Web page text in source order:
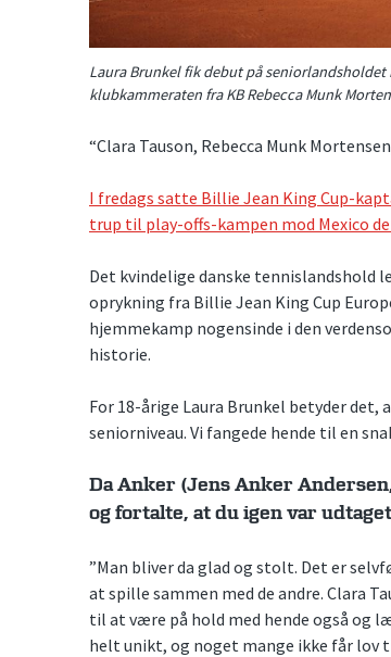
Laura Brunkel fik debut på
klubkammeraten fra KB Rebecca Munk
“Clara Tauson, Rebecca Munk
I fredags satte Billie Jean King Cup-
trup til play-offs-kampen mod Mexico
Det kvindelige danske tennislandshold
oprykning fra Billie Jean King Cup
hjemmekamp nogensinde i den
historie.
For 18-årige Laura Brunkel betyder
seniorniveau. Vi fangede hende til en
Da Anker (Jens Anker
og fortalte, at du igen var
”Man bliver da glad og stolt. Det er
at spille sammen med de andre. Clara
til at være på hold med hende også og
helt unikt, og noget mange ikke får lov